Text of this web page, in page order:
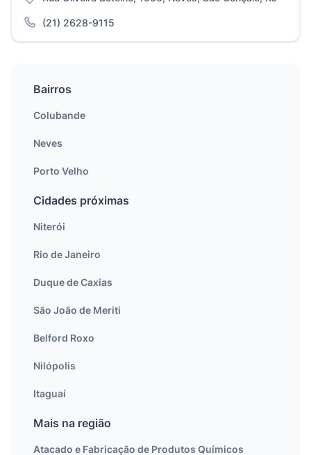
(21) 2628-9115
Bairros
Colubande
Neves
Porto Velho
Cidades próximas
Niterói
Rio de Janeiro
Duque de Caxias
São João de Meriti
Belford Roxo
Nilópolis
Itaguaí
Mais na região
Atacado e Fabricação de Produtos Químicos